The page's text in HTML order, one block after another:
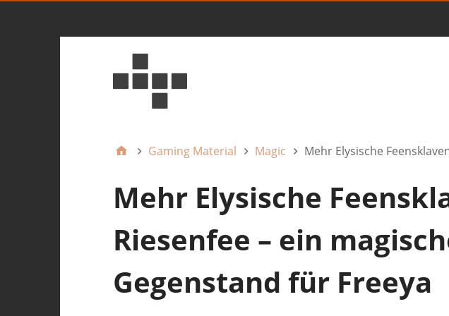
Gaming Material Magic Mehr Elysische
Mehr Elysische
Riesenfee – ein
Gegenstand für Freeya